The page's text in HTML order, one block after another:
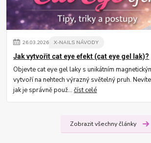
26.03.2026 X-NAILS NÁVODY
Jak vytvořit cat eye efekt (cat eye gel lak)?
Objevte cat eye gel laky s unikátním
vytvoří na nehtech výrazný světelný pruh.
jak je správně použ...číst celé
Zobrazit všechny články